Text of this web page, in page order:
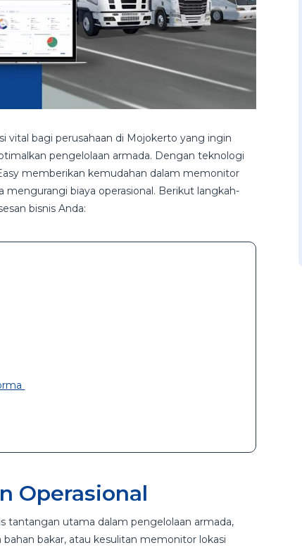
vital bagi perusahaan di Mojokerto yang ingin
pengelolaan armada. Dengan teknologi
memberikan kemudahan dalam memonitor
biaya operasional. Berikut langkah-
bisnis Anda:
Operasional
tantangan utama dalam pengelolaan armada,
bakar, atau kesulitan memonitor lokasi